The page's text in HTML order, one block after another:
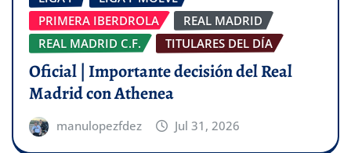
PRIMERA IBERDROLA
REAL MADRID
REAL MADRID C.F.
TITULARES DEL DÍA
Oficial | Importante decisión del Real
Madrid con Athenea
manulopezfdez Jul 31, 2026